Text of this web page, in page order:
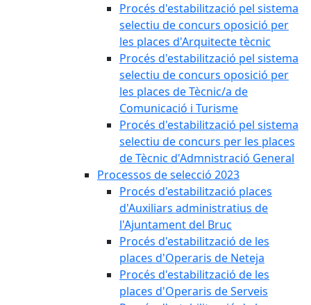
Procés d'estabilització pel sistema
selectiu de concurs oposició per
les places d'Arquitecte tècnic
Procés d'estabilització pel sistema
selectiu de concurs oposició per
les places de Tècnic/a de
Comunicació i Turisme
Procés d'estabilització pel sistema
selectiu de concurs per les places
de Tècnic d'Admnistració General
Processos de selecció 2023
Procés d'estabilització places
d'Auxiliars administratius de
l'Ajuntament del Bruc
Procés d'estabilització de les
places d'Operaris de Neteja
Procés d'estabilització de les
places d'Operaris de Serveis